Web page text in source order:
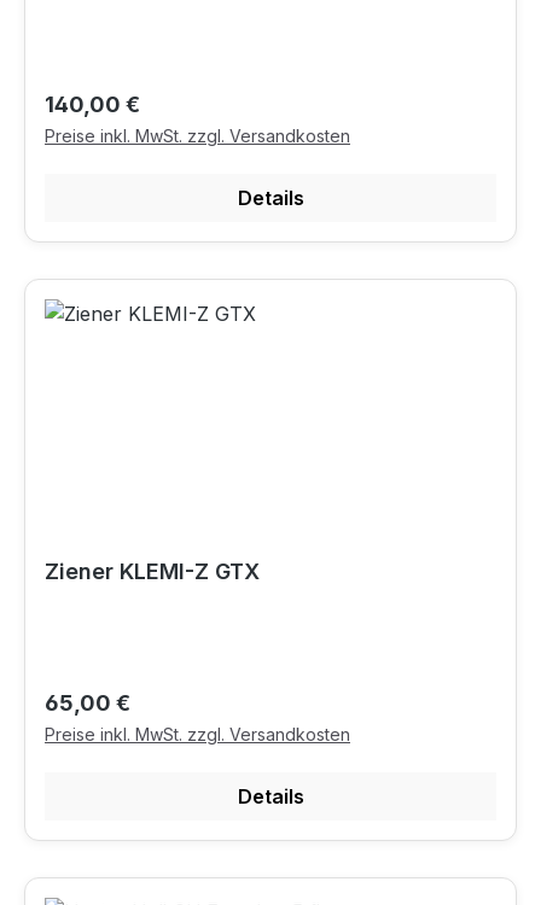
Regulärer Preis:
140,00 €
Preise inkl. MwSt. zzgl. Versandkosten
Details
Ziener KLEMI-Z GTX
Regulärer Preis:
65,00 €
Preise inkl. MwSt. zzgl. Versandkosten
Details